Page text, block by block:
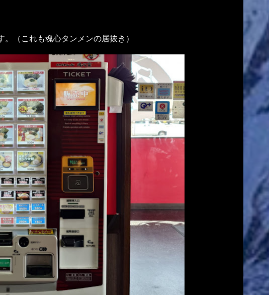
（これも魂心タンメンの居抜き）